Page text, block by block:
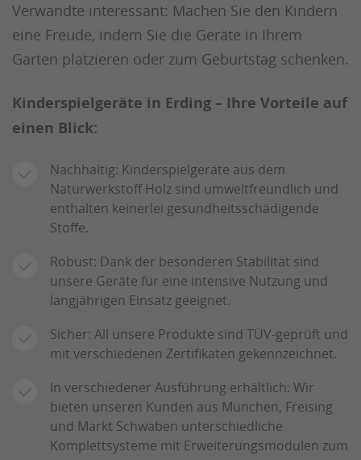
Verwandte interessant: Machen Sie den Kindern
eine Freude, indem Sie die Geräte in Ihrem
Garten platzieren oder zum Geburtstag schenken.
Kinderspielgeräte in Erding – Ihre Vorteile auf
einen Blick:
Nachhaltig: Kinderspielgeräte aus dem
Naturwerkstoff Holz sind umweltfreundlich und
enthalten keinerlei gesundheitsschädigende
Stoffe.
Robust: Dank der besonderen Stabilität sind
unsere Geräte für eine intensive Nutzung und
langjährigen Einsatz geeignet.
Sicher: All unsere Produkte sind TÜV-geprüft und
mit verschiedenen Zertifikaten gekennzeichnet.
In verschiedener Ausführung erhältlich: Wir
bieten unseren Kunden aus München, Freising
und Markt Schwaben unterschiedliche
Komplettsysteme mit Erweiterungsmodulen zum